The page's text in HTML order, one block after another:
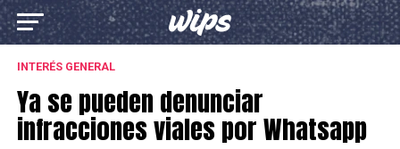
INTERÉS GENERAL
Ya se pueden denunciar
infracciones viales por Whatsapp